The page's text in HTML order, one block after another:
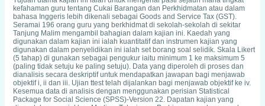
kefahaman guru tentang Cukai Barangan dan Perkhidmatan atau dalam
bahasa Inggeris lebih dikenali sebagai Goods and Service Tax (GST).
Seramai 196 orang guru yang berkhidmat di sekolah-sekolah di sekitar
Tanjung Malim mengambil bahagian dalam kajian ini. Kaedah yang
digunakan dalam kajian ini ialah kuantitatif dan instrumen kajian yang
digunakan dalam penyelidikan ini ialah set borang soal selidik. Skala Likert
(5 tahap) di gunakan sebagai pengukur iaitu minimum 1 ke maksimum 5
(paling tidak setuju ke paling setuju). Data yang diperoleh di proses dan
dianalisis secara deskriptif untuk mendapatkan jawapan bagi menjawab
objektif i, ii dan iii. Ujian ttest telah dijalankan bagi menjawab objektif ke iv.
Kesemua data di analisis dengan menggunakan perisian Statistical
Package for Social Science (SPSS)-Version 22. Dapatan kajian yang